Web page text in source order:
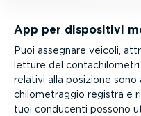
App per dispositivi
Puoi assegnare veicoli,
letture del
relativi alla posizione
chilo­me­traggio registra e
tuoi conducenti possono